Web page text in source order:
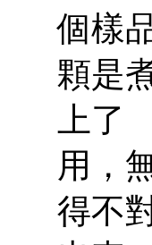
個樣
顆是
上了
用，
得不